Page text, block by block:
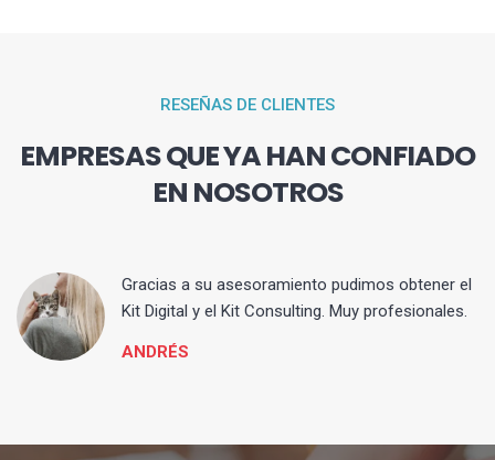
RESEÑAS DE CLIENTES
EMPRESAS QUE YA HAN CONFIADO
EN NOSOTROS
Gracias a su asesoramiento pudimos obtener el
Kit Digital y el Kit Consulting. Muy profesionales.
ANDRÉS